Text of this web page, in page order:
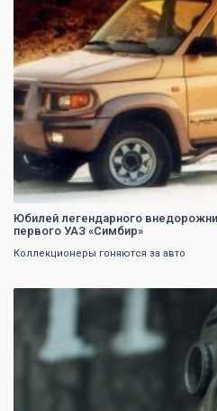
Юбилей легендарного
первого УАЗ «Симбир»
Коллекционеры гоняются за авто